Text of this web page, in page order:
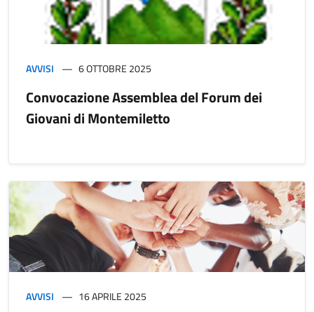
AVVISI 6 OTTOBRE 2025
Convocazione Assemblea del Forum dei
Giovani di Montemiletto
AVVISI 16 APRILE 2025